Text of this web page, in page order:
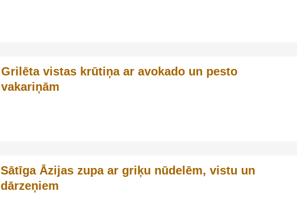
Grilēta vistas krūtiņa ar avokado un pesto
vakariņām
Sātīga Āzijas zupa ar griķu nūdelēm, vistu un
dārzeņiem